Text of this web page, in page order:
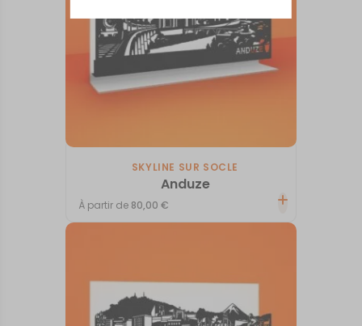
SKYLINE SUR SOCLE
Anduze
À partir de 80,00€